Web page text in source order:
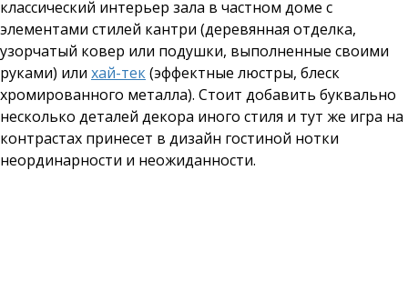
классический интерьер зала в частном доме с
элементами стилей кантри (деревянная отделка,
узорчатый ковер или подушки, выполненные своими
руками) или хай-тек(эффектные люстры, блеск
хромированного металла). Стоит добавить буквально
несколько деталей декора иного стиля и тут же игра на
контрастах принесет в дизайн гостиной нотки
неординарности и неожиданности.